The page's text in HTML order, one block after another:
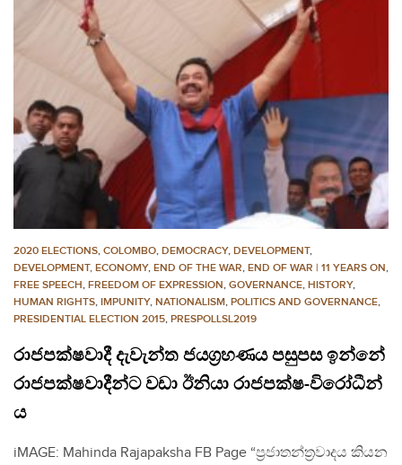
2020 ELECTIONS, COLOMBO, DEMOCRACY, DEVELOPMENT,
DEVELOPMENT, ECONOMY, END OF THE WAR, END OF WAR | 11 YEARS ON,
FREE SPEECH, FREEDOM OF EXPRESSION, GOVERNANCE, HISTORY,
HUMAN RIGHTS, IMPUNITY, NATIONALISM, POLITICS AND GOVERNANCE,
PRESIDENTIAL ELECTION 2015, PRESPOLLSL2019
රාජපක්ෂවාදී දැවැන්ත ජයග්‍රහණය පසුපස ඉන්නේ
රාජපක්ෂවාදීන්ට වඩා ඊනියා රාජපක්ෂ-විරෝධීන්
ය
iMAGE: Mahinda Rajapaksha FB Page “ප්‍රජාතන්ත්‍රවාදය කියන